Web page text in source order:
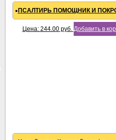
ПСАЛТИРЬ ПОМОЩНИК И
Цена: 244.00руб. Добавить в